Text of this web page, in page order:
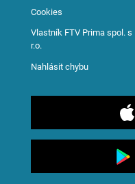
Cookies
Vlastník FTV Prima spol. s
r.o.
Nahlásit chybu